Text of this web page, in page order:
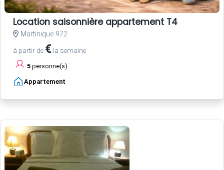
Location saisonnière appartement T4
Martinique 972
à partir de € la semaine
5 personne(s)
Appartement